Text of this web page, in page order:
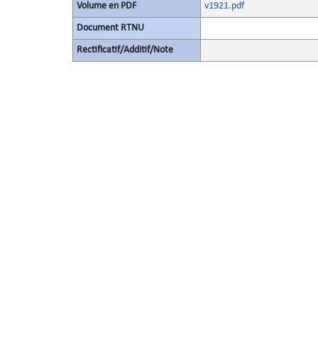
Volume en PDF v1921.pdf
Document RTNU
Rectificatif/Additif/Note